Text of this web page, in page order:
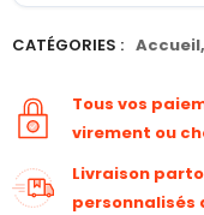
CATÉGORIES : Accueil,
Tous vos
virement ou
Livraison
personnalisés